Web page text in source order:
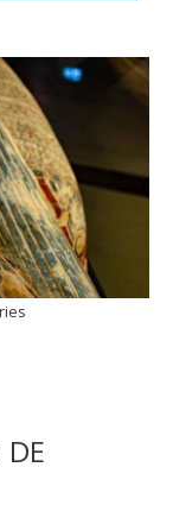
DE